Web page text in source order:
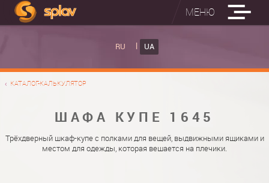
МЕНЮ
RU UA
КАТАЛОГ-КАЛЬКУЛЯТОР
ШАФА КУПЕ 1645
Трёхдверный шкаф-купе с полками для вещей, выдвижными ящиками и
местом для одежды, которая вешается на плечики.
ВБУДОВАНІ ПРАСУВАЛЬНІ ДОШКИ
НАСТІННА ПРАСУВАЛЬНА ДОШКА "РУСАЛКА"
ФОТО ШАФ КУПЕ
МАТЕРІАЛИ
ФУРНІТУРА
ПРО НАС